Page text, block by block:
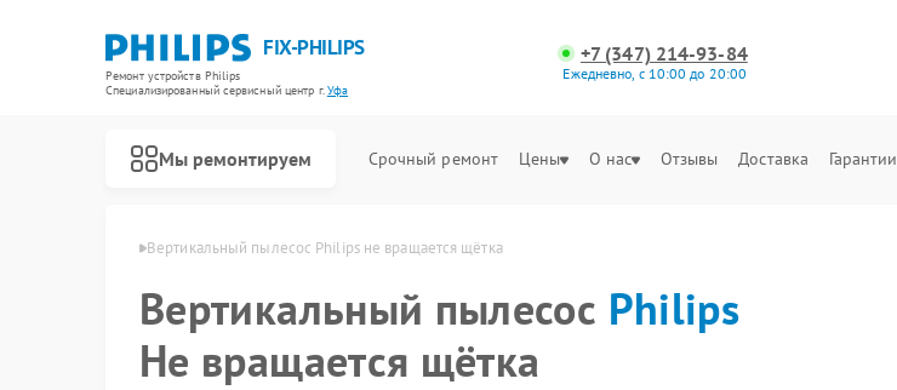
FIX-PHILIPS
Ремонт устройств Philips
Специализированный cервисный центр г.Уфа
+7 (347) 214-93-84
Ежедневно, с 10:00 до 20:00
Мы ремонтируем Срочный ремонт Цены О нас Отзывы Доставка Гарантии
Philips в Уфе Вертикальный пылесос Philips не вращается щётка
Вертикальный пылесос Philips
Не вращается щётка